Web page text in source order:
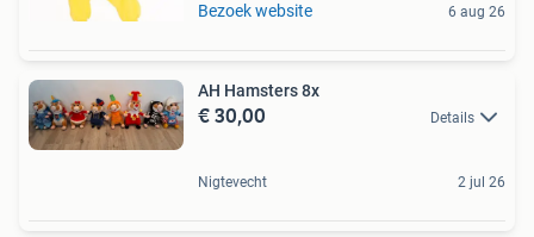
Bezoek website 6 aug 26
AH Hamsters 8x
€ 30,00 Details
Nigtevecht 2 jul 26